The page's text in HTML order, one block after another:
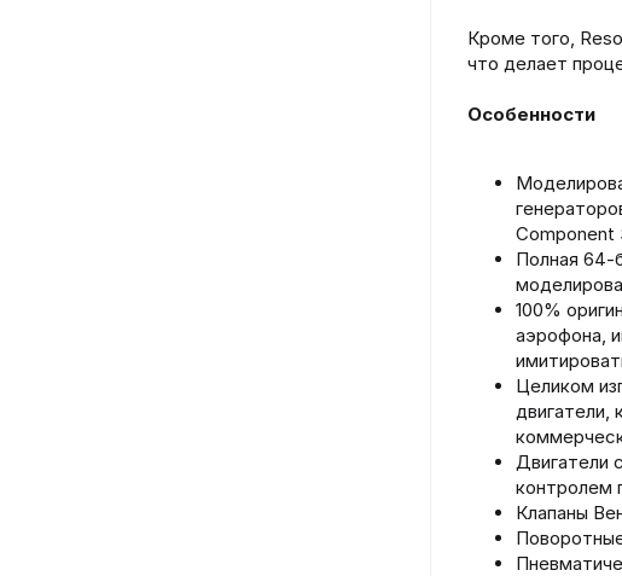
Кроме того,
что делает
Особенности
Component
Полная 64-
100%
аэрофона,
Целиком
Двигатели
контролем
Клапаны